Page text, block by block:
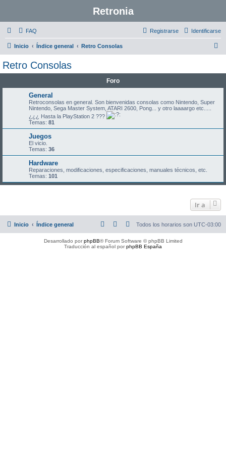
Retronia
FAQ Identificarse
Registrarse
Inicio Índice general Retro Consolas
Retro Consolas
Foro
General
Retroconsolas en general. Son bienvenidas consolas como Nintendo, Super
Nintendo, Sega Master System, ATARI 2600, Pong... y otro laaaargo etc.....
¿¿¿ Hasta la PlayStation 2 ???
Temas: 81
Juegos
El vicio.
Temas: 36
Hardware
Reparaciones, modificaciones, especificaciones, manuales técnicos, etc.
Temas: 101
Ir a
Inicio Índice general Todos los horarios son UTC-03:00
Desarrollado porphpBB® Forum Software © phpBB Limited
Traducción al español porphpBB España